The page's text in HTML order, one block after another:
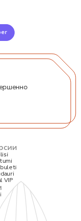
VIP